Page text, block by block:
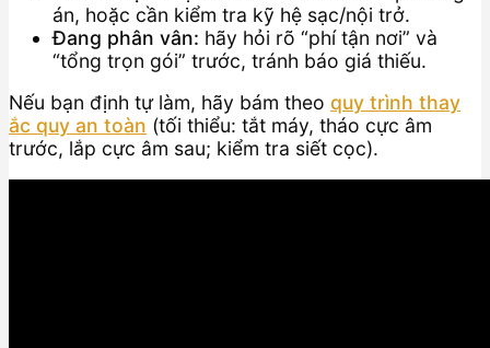
án, hoặc cần kiểm tra kỹ hệ sạc/nội trở.
Đang phân vân: hãy hỏi rõ “phí tận nơi” và
“tổng trọn gói” trước, tránh báo giá thiếu.
Nếu bạn định tự làm, hãy bám theo quy trình thay
ắc quy an toàn (tối thiểu: tắt máy, tháo cực âm
trước, lắp cực âm sau; kiểm tra siết cọc).